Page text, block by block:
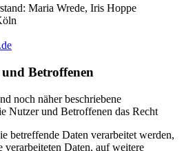
Maria Wrede, Iris Hoppe
Betroffenen
noch näher beschriebene
Nutzer und Betroffenen das Recht
betreffende Daten verarbeitet werden,
verarbeiteten Daten, auf weitere